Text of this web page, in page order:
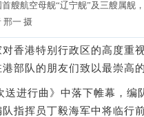
艘航空母舰“辽宁舰”及三艘属舰
邢一 摄
港特别行政区的高度重
部队的朋友们致以最崇高的
进行曲》中落下帷幕，编
指挥员丁毅海军中将临行